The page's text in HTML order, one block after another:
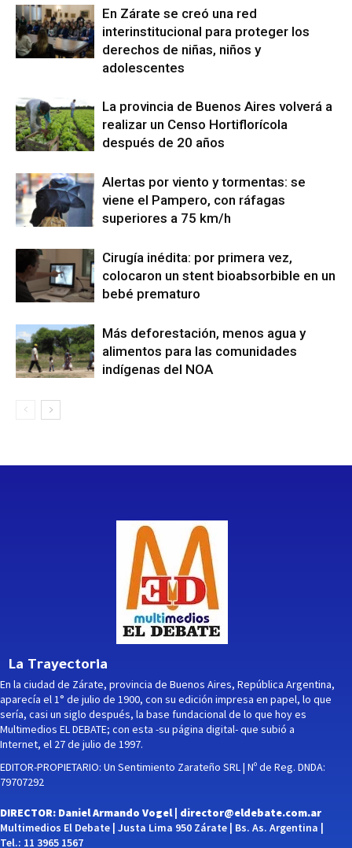
En Zárate se creó una red
interinstitucional para proteger los
derechos de niñas, niños y
adolescentes
La provincia de Buenos Aires volverá a
realizar un Censo Hortiflorícola
después de 20 años
Alertas por viento y tormentas: se
viene el Pampero, con ráfagas
superiores a 75 km/h
Cirugía inédita: por primera vez,
colocaron un stent bioabsorbible en un
bebé prematuro
Más deforestación, menos agua y
alimentos para las comunidades
indígenas del NOA
La Trayectoria
En la ciudad de Zárate, provincia de Buenos Aires, República Argentina,
aparecía el 1° de julio de 1900, con su edición impresa en papel, lo que
sería, casi un siglo después, la base fundacional de lo que hoy es
Multimedios EL DEBATE; con esta -su página digital- que subió a
Internet, el 27 de julio de 1997.
EDITOR-PROPIETARIO: Un Sentimiento Zarateño SRL | Nº de Reg. DNDA:
79707292
DIRECTOR: Daniel Armando Vogel | director@eldebate.com.ar
Multimedios El Debate | Justa Lima 950 Zárate | Bs. As. Argentina |
Tel.: 11 3965 1567